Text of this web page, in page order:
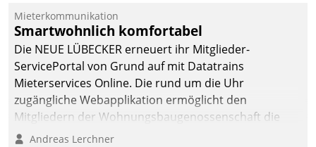
Mieterkommunikation
Smartwohnlich komfortabel
Die NEUE LÜBECKER erneuert ihr Mitglieder-
ServicePortal von Grund auf mit Datatrains
Mieterservices Online. Die rund um die Uhr
zugängliche Webapplikation ermöglicht den
Mitgliedern der Wohnungs­bau­genossenschaft die
Kontaktaufnahme per Smartphone, Tablet oder PC.
Andreas Lerchner